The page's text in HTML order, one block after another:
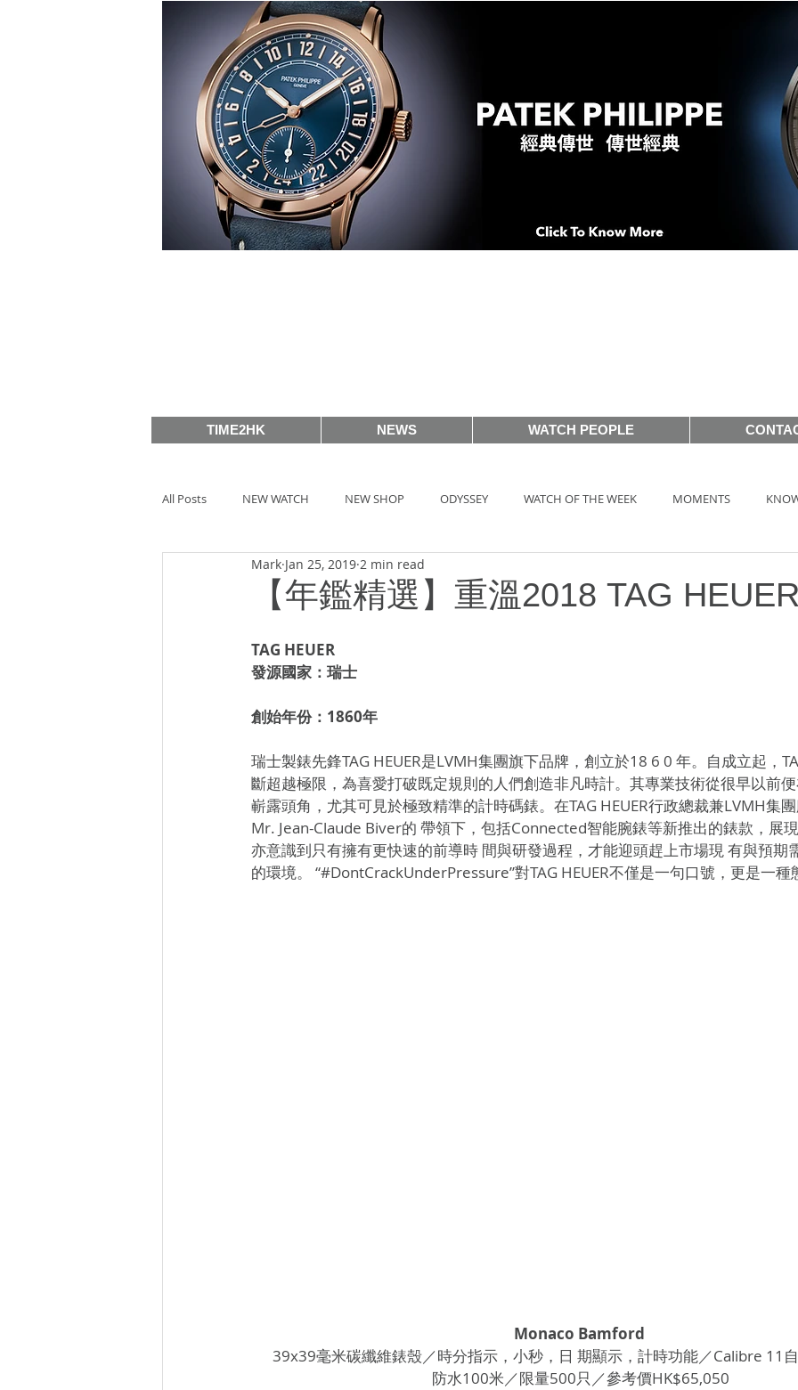
TIME2HK NEWS WATCH PEOPLE
All Posts NEW WATCH NEW SHOP ODYSSEY WATCH OF THE WEEK MOMENTS
MEET THE VIP WATCH PEOPLE
BASELWORLD 2019
BASELWORLD 2016 SIHH2016
Watches & Wonders 2020 HOT TOPIC LVMH Watch Week 2021 WATCHES & WONDERS 2021
【年鑑精選】重溫2018 TAG
Mark Jan 25, 2019 2 min read
TAG HEUER
發源國家：瑞士
創始年份：1860年
瑞士製錶先鋒TAG HEUER是LVMH集團旗下品牌，創立於18 6 0 年。自成立起，
斷超越極限，為喜愛打破既定規則的人們創造非凡時計。其專業技術從很早以前
嶄露頭角，尤其可見於極致精準的計時碼錶。在TAG HEUER行政總裁兼LVMH集
Mr. Jean-Claude Biver的 帶領下，包括Connected智能腕錶等新推出的錶款，展
亦意識到只有擁有更快速的前導時 間與研發過程，才能迎頭趕上市場現 有與預期
的環境。 “#DontCrackUnderPressure”對TAG HEUER不僅是一句口號，更是一種
Monaco Bamford
39x39毫米碳纖維錶殼／時分指示，小秒，日 期顯示，計時功能／Calibre 11
防水100米／限量500只／參考價HK$65,050